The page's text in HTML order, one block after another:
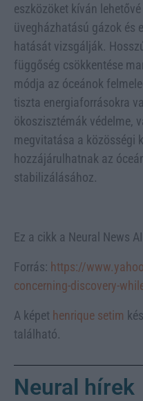
eszközöket kíván
üvegházhatású gázok és
hatását vizsgálják.
függőség csökkentése
módja az óceánok
tiszta energiaforrásokra
ökoszisztémák védelme,
megvitatása a közösségi
hozzájárulhatnak az
stabilizálásához.
Ez a cikk a Neural News
Forrás: https://
concerning-discovery-
A képet henrique setim
található.
Neural hírek